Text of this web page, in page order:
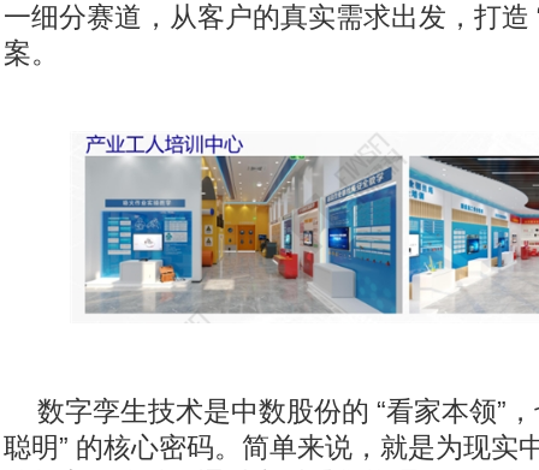
一细分赛道，从客户的真实需求出发，打造
案。
数字孪生技术是中数股份的 “看家本领”
聪明” 的核心密码。简单来说，就是为现实